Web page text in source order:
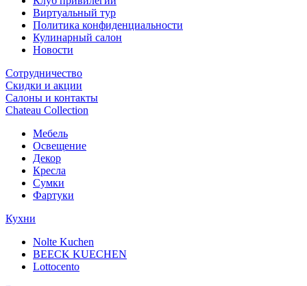
Виртуальный тур
Политика конфиденциальности
Кулинарный салон
Новости
Сотрудничество
Скидки и акции
Салоны и контакты
Chateau Collection
Мебель
Освещение
Декор
Кресла
Сумки
Фартуки
Кухни
Nolte Kuchen
BEECK KUECHEN
Lottocento